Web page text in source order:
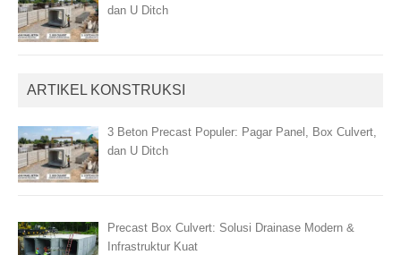
dan U Ditch
ARTIKEL KONSTRUKSI
3 Beton Precast Populer: Pagar Panel, Box Culvert,
dan U Ditch
Precast Box Culvert: Solusi Drainase Modern &
Infrastruktur Kuat